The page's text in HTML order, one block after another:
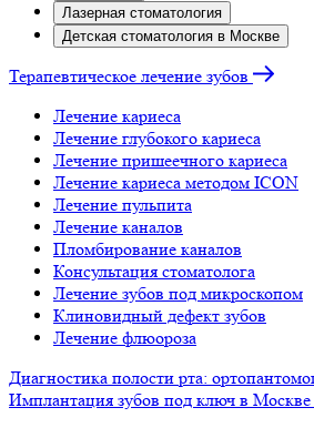
Лазерная стоматология
Детская стоматология в Москве
Терапевтическое лечение зубов
Лечение кариеса
Лечение глубокого кариеса
Лечение пришеечного кариеса
Лечение кариеса методом ICON
Лечение пульпита
Лечение каналов
Пломбирование каналов
Консультация стоматолога
Лечение зубов под микроскопом
Клиновидный дефект зубов
Лечение флюороза
Диагностика полости рта:
Имплантация зубов под ключ в Москве